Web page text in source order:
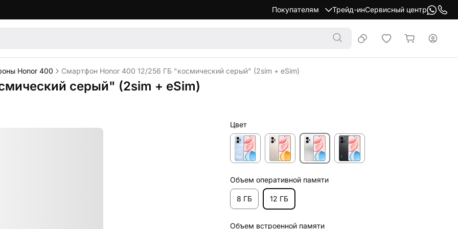
Покупателям Трейд-инСервисный центр
Honor 400 Смартфон Honor 400 12/256 ГБ "космический серый" (2sim + eSim)
серый" (2sim + eSim)
Цвет
Объем оперативной памяти
8 ГБ 12 ГБ
Объем встроенной памяти